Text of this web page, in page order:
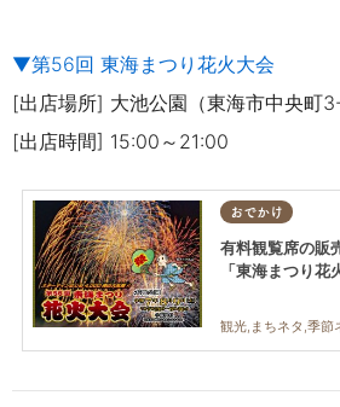
▼第56回 東海まつり花火大会
[出店場所] 大池公園（東海市中央町3-
[出店時間] 15:00～21:00
おでかけ
有料観覧席の販
「東海まつり
観光,まちネタ,季節